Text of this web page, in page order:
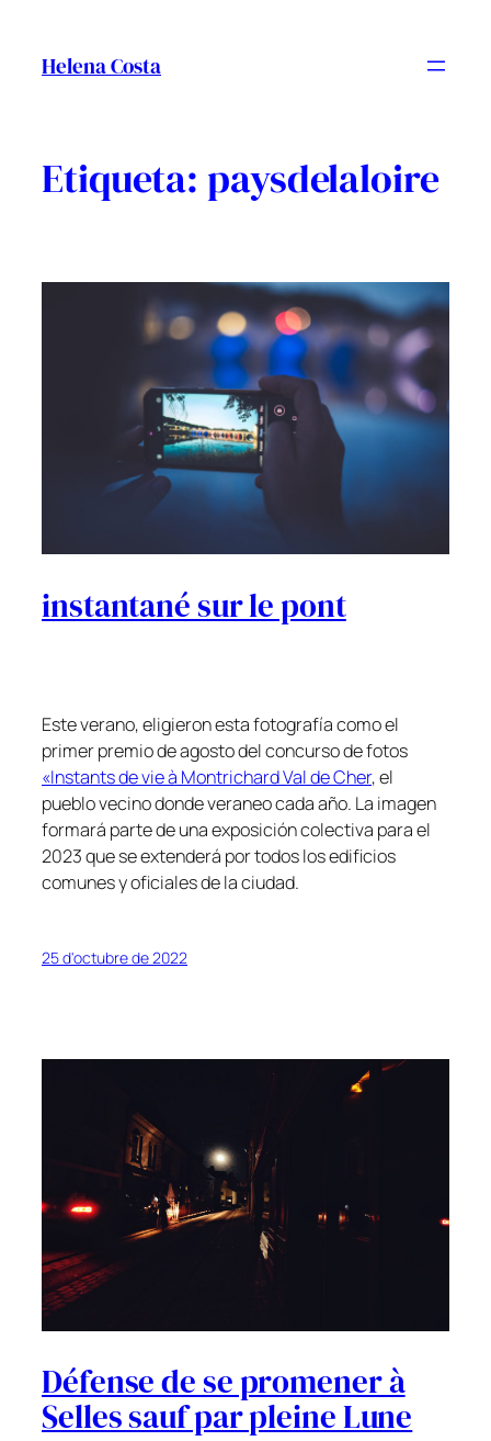
contingut
Helena Costa
Etiqueta: paysdelaloire
instantané sur le pont
Este verano, eligieron esta fotografía como el
primer premio de agosto del concurso de fotos
«Instants de vie à Montrichard Val de Cher, el
pueblo vecino donde veraneo cada año. La imagen
formará parte de una exposición colectiva para el
2023 que se extenderá por todos los edificios
comunes y oficiales de la ciudad.
25 d'octubre de 2022
Défense de se promener à
Selles sauf par pleine Lune